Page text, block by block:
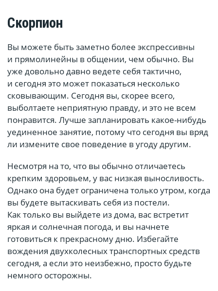
Скорпион
Вы можете быть заметно более экспрессивны
и прямолинейны в общении, чем обычно. Вы
уже довольно давно ведете себя тактично,
и сегодня это может показаться несколько
сковывающим. Сегодня вы, скорее всего,
выболтаете неприятную правду, и это не всем
понравится. Лучше запланировать какое-нибудь
уединенное занятие, потому что сегодня вы вряд
ли измените свое поведение в угоду другим.
Несмотря на то, что вы обычно отличаетесь
крепким здоровьем, у вас низкая выносливость.
Однако она будет ограничена только утром, когда
вы будете вытаскивать себя из постели.
Как только вы выйдете из дома, вас встретит
яркая и солнечная погода, и вы начнете
готовиться к прекрасному дню. Избегайте
вождения двухколесных транспортных средств
сегодня, а если это неизбежно, просто будьте
немного осторожны.